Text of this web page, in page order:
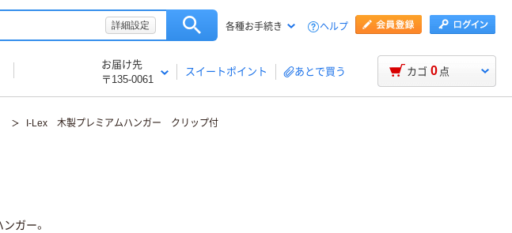
詳細設定 各種お手続き ヘルプ
お届け先
〒135-0061
スイートポイント あとで買う カゴ 0 点
I-Lex 木製プレミアムハンガー クリップ付
ガー。